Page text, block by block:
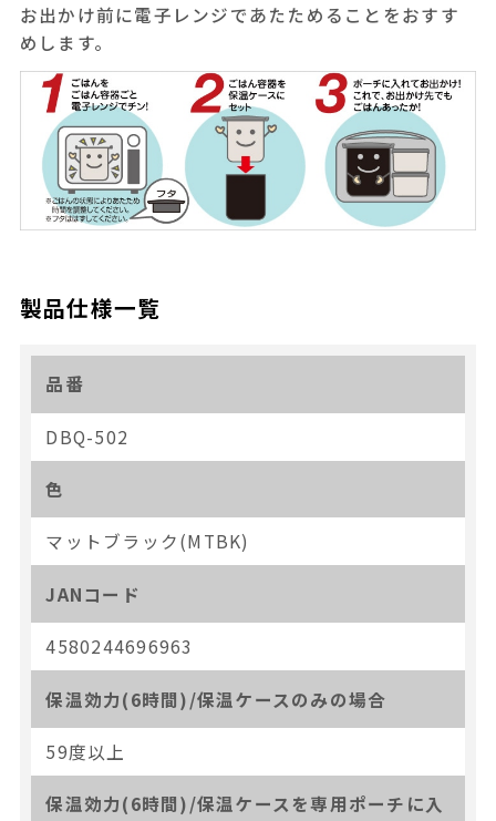
お出かけ前に電子レンジであたためることをおすす
めします。
製品仕様一覧
品番
DBQ-502
色
マットブラック(MTBK)
JANコード
4580244696963
保温効力(6時間)/保温ケースのみの場合
59度以上
保温効力(6時間)/保温ケースを専用ポーチに入